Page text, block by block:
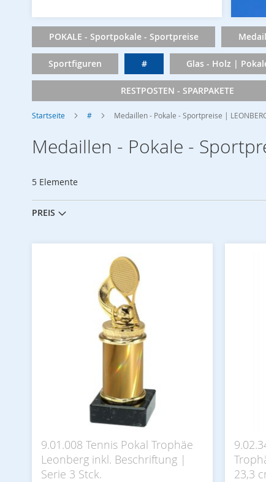
POKALE - Sportpokale - Sportpreise
Sportfiguren # Glas - Holz |
RESTPOSTEN - SPARPAKETE
Startseite # Medaillen - Pokale - Sportpreise |
Medaillen - Pokale -
PREIS
5 Elemente
9.01.008 Tennis Pokal Trophäe
Leonberg inkl. Beschriftung |
Serie 3 Stck.
23,3